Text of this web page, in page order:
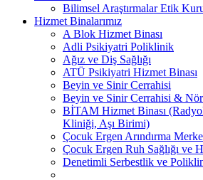
Bilimsel Araştırmalar Etik
Hizmet Binalarımız
A Blok Hizmet Binası
Adli Psikiyatri Poliklinik
Ağız ve Diş Sağlığı
ATÜ Psikiyatri Hizmet Binası
Beyin ve Sinir Cerrahisi
Beyin ve Sinir Cerrahisi &
BİTAM Hizmet Binası
Kliniği, Aşı Birimi)
Çocuk Ergen Arındırma
Çocuk Ergen Ruh Sağlığı ve
Denetimli Serbestlik ve